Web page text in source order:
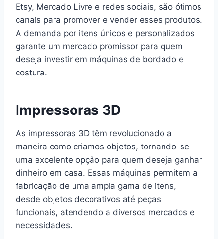
Etsy, Mercado Livre e redes sociais, são ótimos
canais para promover e vender esses produtos.
A demanda por itens únicos e personalizados
garante um mercado promissor para quem
deseja investir em máquinas de bordado e
costura.
Impressoras 3D
As impressoras 3D têm revolucionado a
maneira como criamos objetos, tornando-se
uma excelente opção para quem deseja ganhar
dinheiro em casa. Essas máquinas permitem a
fabricação de uma ampla gama de itens,
desde objetos decorativos até peças
funcionais, atendendo a diversos mercados e
necessidades.